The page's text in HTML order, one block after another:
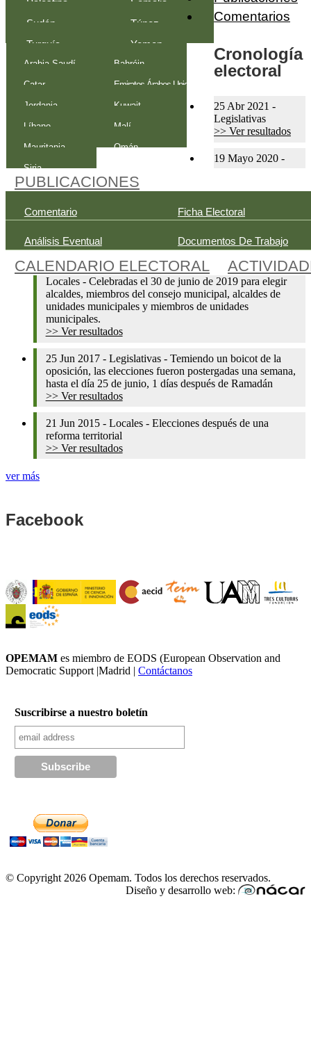
Palestina
Somalia
Sudán
Túnez
Turquía
Yemen
Arabia Saudí
Bahréin
Catar
Emiratos Árabes Unidos
Jordania
Kuwait
Líbano
Malí
Mauritania
Omán
Siria
PUBLICACIONES
Comentario Ficha Electoral
Análisis Eventual Documentos De Trabajo
CALENDARIO ELECTORAL
Comentarios
Cronología
electoral
25 Abr 2021 -
Legislativas
>> Ver resultados
19 Mayo 2020 -
Locales - Celebradas el 30 de junio de 2019 para elegir
alcaldes, miembros del consejo municipal, alcaldes de
unidades municipales y miembros de unidades
municipales.
>> Ver resultados
25 Jun 2017 - Legislativas - Temiendo un boicot de la
oposición, las elecciones fueron postergadas una semana,
hasta el día 25 de junio, 1 días después de Ramadán
>> Ver resultados
21 Jun 2015 - Locales - Elecciones después de una
reforma territorial
>> Ver resultados
ver más
Facebook
OPEMAM es miembro de EODS (European Observation and
Democratic Support |Madrid | Contáctanos
Suscribirse a nuestro boletín
© Copyright 2026 Opemam. Todos los derechos reservados.
Diseño y desarrollo web: